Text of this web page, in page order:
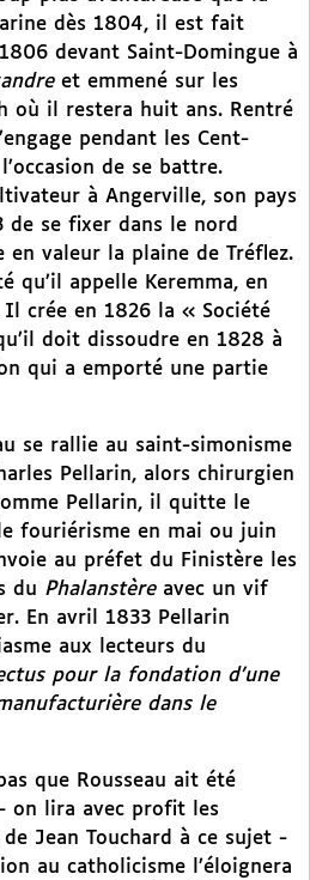
dès 1804, il est fait
devant Saint-Domingue à
et emmené sur les
où il restera huit ans. Rentré
pendant les Cent-
de se battre.
à Angerville, son pays
de se fixer dans le nord
valeur la plaine de Tréflez.
qu’il appelle Keremma, en
Il crée en 1826 la « Société
doit dissoudre en 1828 à
qui a emporté une partie
se rallie au saint-simonisme
Pellarin, alors chirurgien
Pellarin, il quitte le
fouriérisme en mai ou juin
au préfet du Finistère les
du Phalanstèreavec un vif
En avril 1833 Pellarin
aux lecteurs du
pour la fondation d’une
dans le
que Rousseau ait été
on lira avec profit les
Jean Touchard à ce sujet -
au catholicisme l’éloignera